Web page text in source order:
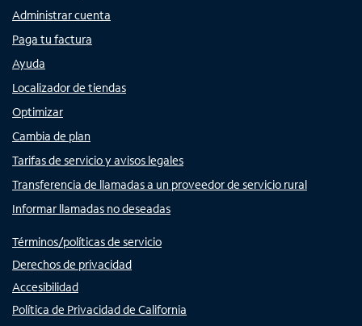
Administrar cuenta
Paga tu factura
Ayuda
Localizador de tiendas
Optimizar
Cambia de plan
Tarifas de servicio y avisos legales
Transferencia de llamadas a un proveedor de servicio rural
Informar llamadas no deseadas
Términos/políticas de servicio
Derechos de privacidad
Accesibilidad
Política de Privacidad de California